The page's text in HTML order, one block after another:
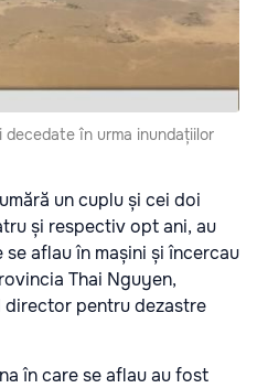
în urma inundațiilor
un cuplu și cei doi
și respectiv opt ani, au
aflau în mașini și încercau
Thai Nguyen,
pentru dezastre
în care se aflau au fost